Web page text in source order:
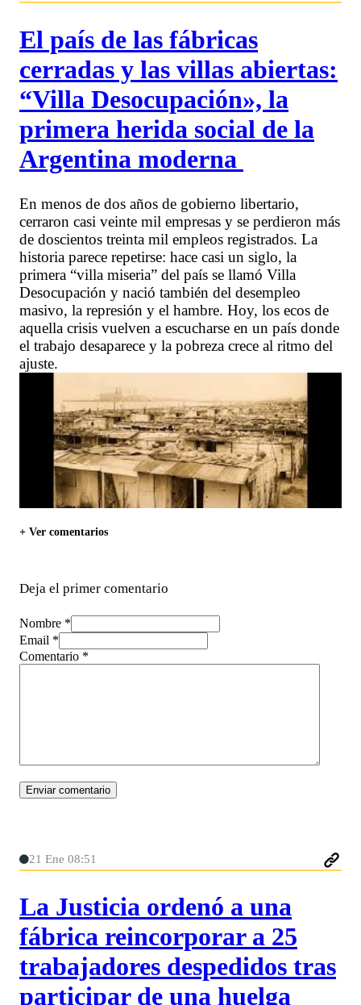
El país de las fábricas
cerradas y las villas abiertas:
“Villa Desocupación», la
primera herida social de la
Argentina moderna
En menos de dos años de gobierno libertario,
cerraron casi veinte mil empresas y se perdieron más
de doscientos treinta mil empleos registrados. La
historia parece repetirse: hace casi un siglo, la
primera “villa miseria” del país se llamó Villa
Desocupación y nació también del desempleo
masivo, la represión y el hambre. Hoy, los ecos de
aquella crisis vuelven a escucharse en un país donde
el trabajo desaparece y la pobreza crece al ritmo del
ajuste.
+ Ver comentarios
Deja el primer comentario
Nombre *
Email *
Comentario *
21 Ene 08:51
La Justicia ordenó a una
fábrica reincorporar a 25
trabajadores despedidos tras
participar de una huelga